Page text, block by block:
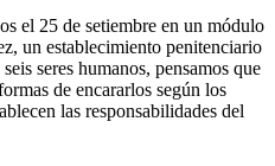
el 25 de setiembre en un módulo
un establecimiento penitenciario
seres humanos, pensamos que
de encararlos según los
las responsabilidades del